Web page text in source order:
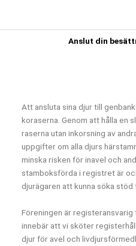
innehåll
Anslut din
Att ansluta sina djur till
koraserna. Genom att hålla en
raserna utan inkorsning av
uppgifter om alla djurs
minska risken för inavel och
stamboksförda i registret är
djurägaren att kunna söka
Föreningen är
innebär att vi sköter
djur för avel och